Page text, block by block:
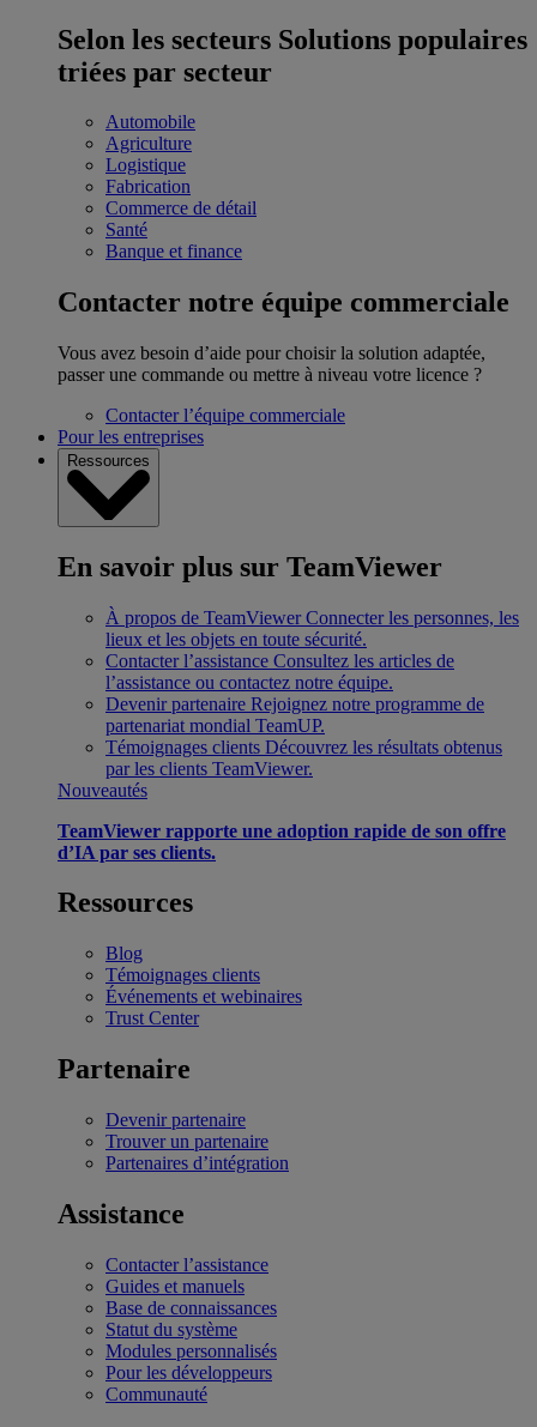
Selon les secteurs Solutions populaires
triées par secteur
Automobile
Agriculture
Logistique
Fabrication
Commerce de détail
Santé
Banque et finance
Contacter notre équipe commerciale
Vous avez besoin d’aide pour choisir la solution adaptée,
passer une commande ou mettre à niveau votre licence ?
Contacter l’équipe commerciale
Pour les entreprises
Ressources
En savoir plus sur TeamViewer
À propos de TeamViewer Connecter les personnes, les
lieux et les objets en toute sécurité.
Contacter l’assistance Consultez les articles de
l’assistance ou contactez notre équipe.
Devenir partenaire Rejoignez notre programme de
partenariat mondial TeamUP.
Témoignages clients Découvrez les résultats obtenus
par les clients TeamViewer.
Nouveautés
TeamViewer rapporte une adoption rapide de son offre
d’IA par ses clients.
Ressources
Blog
Témoignages clients
Événements et webinaires
Trust Center
Partenaire
Devenir partenaire
Trouver un partenaire
Partenaires d’intégration
Assistance
Contacter l’assistance
Guides et manuels
Base de connaissances
Statut du système
Modules personnalisés
Pour les développeurs
Communauté